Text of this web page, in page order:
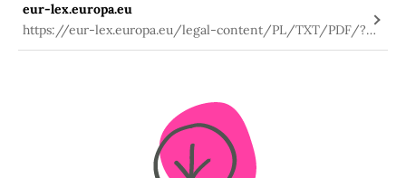
fuseaction=search.details_v2&id=31503
eur-lex.europa.eu
https://eur-lex.europa.eu/legal-content/PL/TXT/PDF/?
uri=CELEX:02009R1223-